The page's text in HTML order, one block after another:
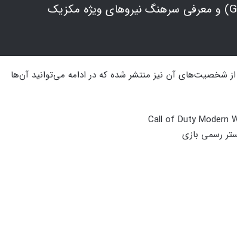
«سوپ» مک‌تاویش، کایل گریک (Gaz) و معرفی سرهنگ نیروهای ویژه مکزیک
از شخصیت‌های آن نیز منتشر شده که در ادامه می‌توانید آن‌ها
رسمی بازی